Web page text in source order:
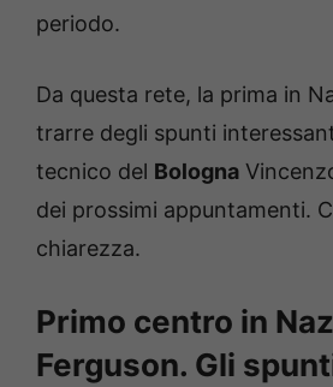
periodo.
Da questa rete, la prima in
trarre degli spunti
tecnico del Bologna
dei prossimi appuntamenti.
chiarezza.
Primo centro in
Ferguson. Gli